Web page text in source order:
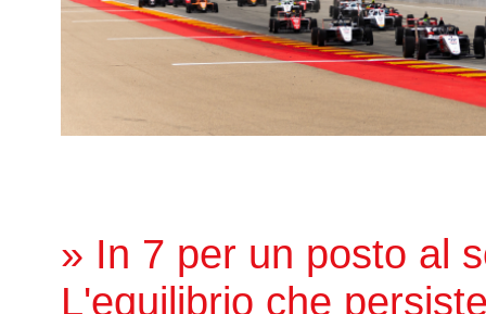
» In 7 per un posto al
L'equilibrio che